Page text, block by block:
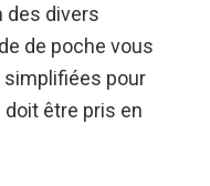
des divers
de poche vous
pour
être pris en